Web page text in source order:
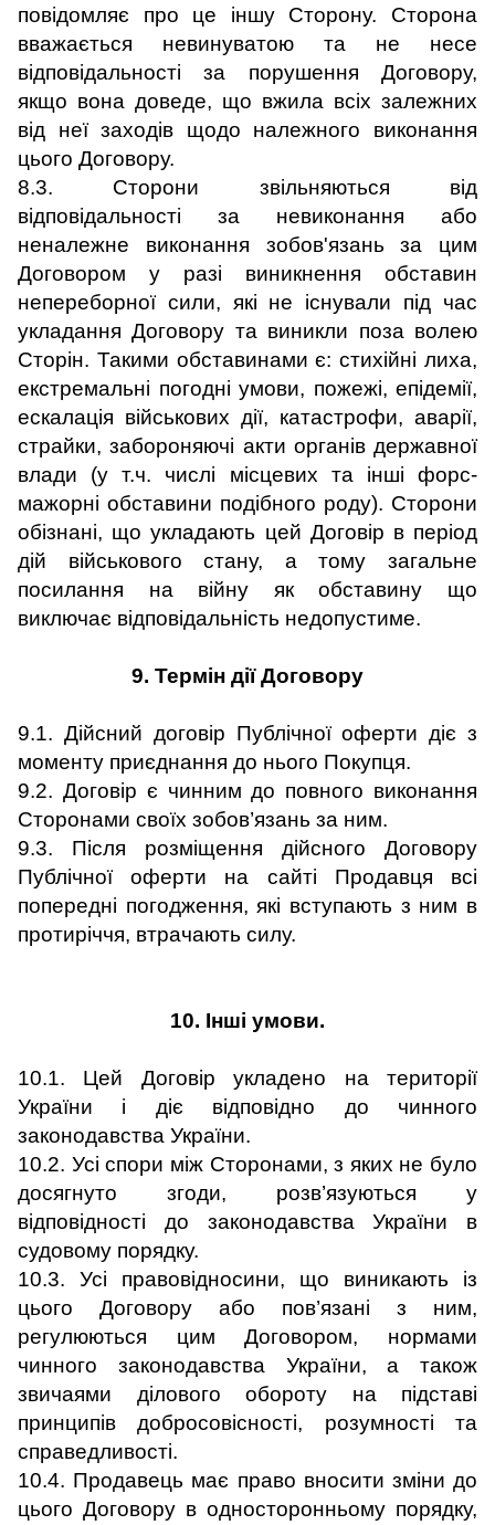
повідомляє про це іншу Сторону. Сторона
вважається невинуватою та не несе
відповідальності за порушення Договору,
якщо вона доведе, що вжила всіх залежних
від неї заходів щодо належного виконання
цього Договору.
8.3. Сторони звільняються від
відповідальності за невиконання або
неналежне виконання зобов'язань за цим
Договором у разі виникнення обставин
непереборної сили, які не існували під час
укладання Договору та виникли поза волею
Сторін. Такими обставинами є: стихійні лиха,
екстремальні погодні умови, пожежі, епідемії,
ескалація військових дії, катастрофи, аварії,
страйки, забороняючі акти органів державної
влади (у т.ч. числі місцевих та інші форс-
мажорні обставини подібного роду). Сторони
обізнані, що укладають цей Договір в період
дій військового стану, а тому загальне
посилання на війну як обставину що
виключає відповідальність недопустиме.
9. Термін дії Договору
9.1. Дійсний договір Публічної оферти діє з
моменту приєднання до нього Покупця.
9.2. Договір є чинним до повного виконання
Сторонами своїх зобов’язань за ним.
9.3. Після розміщення дійсного Договору
Публічної оферти на сайті Продавця всі
попередні погодження, які вступають з ним в
протиріччя, втрачають силу.
10. Інші умови.
10.1. Цей Договір укладено на території
України і діє відповідно до чинного
законодавства України.
10.2. Усі спори між Сторонами, з яких не було
досягнуто згоди, розв’язуються у
відповідності до законодавства України в
судовому порядку.
10.3. Усі правовідносини, що виникають із
цього Договору або пов’язані з ним,
регулюються цим Договором, нормами
чинного законодавства України, а також
звичаями ділового обороту на підставі
принципів добросовісності, розумності та
справедливості.
10.4. Продавець має право вносити зміни до
цього Договору в односторонньому порядку,